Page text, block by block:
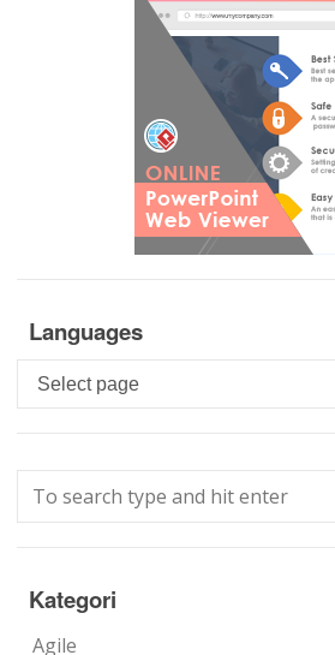
Languages
Languages
Kategori
Agile